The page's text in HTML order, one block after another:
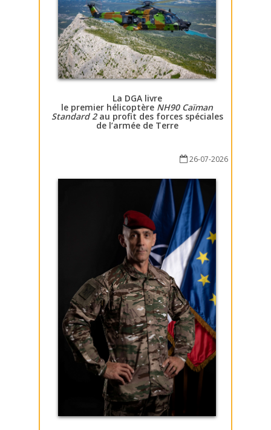
La DGA livre
le premier hélicoptère NH90 Caïman
Standard 2au profit des forces spéciales
de l’armée de Terre
26-07-2026